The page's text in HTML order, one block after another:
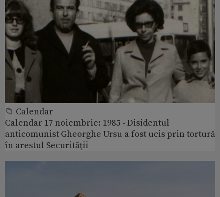
📁 Calendar
Calendar 17 noiembrie: 1985 - Disidentul
anticomunist Gheorghe Ursu a fost ucis prin tortură
în arestul Securităţii